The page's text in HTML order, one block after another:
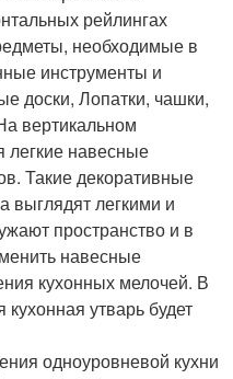
рейлингах
необходимые в
инструменты и
доски, Лопатки, чашки,
вертикальном
легкие навесные
Такие декоративные
выглядят легкими и
пространство и в
навесные
кухонных мелочей. В
утварь будет
одноуровневой кухни